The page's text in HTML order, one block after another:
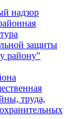
надзор
защиты
району"
труда,